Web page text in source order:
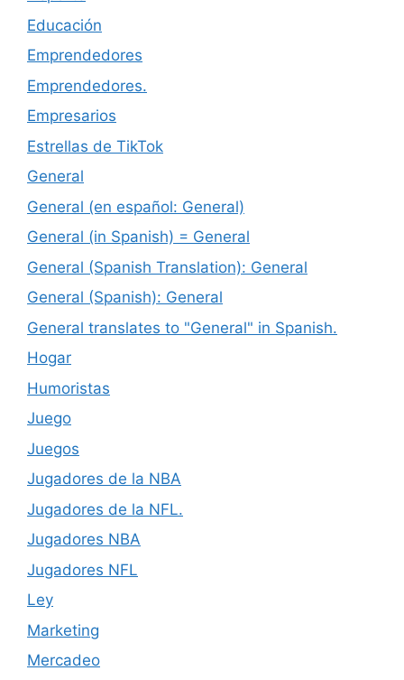
Educación
Emprendedores
Emprendedores.
Empresarios
Estrellas de TikTok
General
General (en español: General)
General (in Spanish) = General
General (Spanish Translation): General
General (Spanish): General
General translates to "General" in Spanish.
Hogar
Humoristas
Juego
Juegos
Jugadores de la NBA
Jugadores de la NFL.
Jugadores NBA
Jugadores NFL
Ley
Marketing
Mercadeo